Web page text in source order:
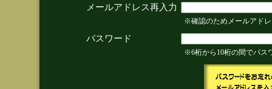
メールアドレス再入力
※確認のためメールアド
パスワード
※6桁から10桁の間でパス